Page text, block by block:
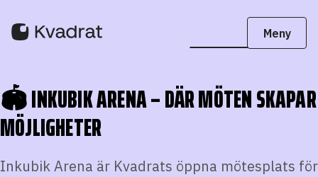
🏟️ INKUBIK ARENA – DÄR MÖTEN SKAPAR
MÖJLIGHETER
Inkubik Arena är Kvadrats öppna mötesplats för